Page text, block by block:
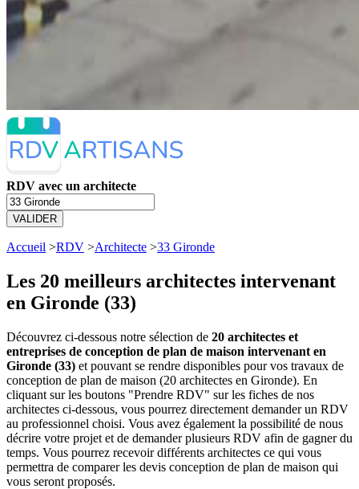
RDV avec un architecte
VALIDER
Accueil >RDV >Architecte >33 Gironde
Les 20 meilleurs architectes intervenant
en Gironde (33)
Découvrez ci-dessous notre sélection de 20 architectes et
entreprises de conception de plan de maison intervenant en
Gironde (33) et pouvant se rendre disponibles pour vos travaux de
conception de plan de maison (20 architectes en Gironde). En
cliquant sur les boutons "Prendre RDV" sur les fiches de nos
architectes ci-dessous, vous pourrez directement demander un RDV
au professionnel choisi. Vous avez également la possibilité de nous
décrire votre projet et de demander plusieurs RDV afin de gagner du
temps. Vous pourrez recevoir différents architectes ce qui vous
permettra de comparer les devis conception de plan de maison qui
vous seront proposés.